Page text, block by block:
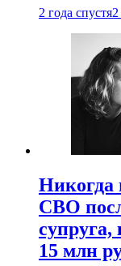
2 года спустя
Никогда
СВО
супруга,
15 млн